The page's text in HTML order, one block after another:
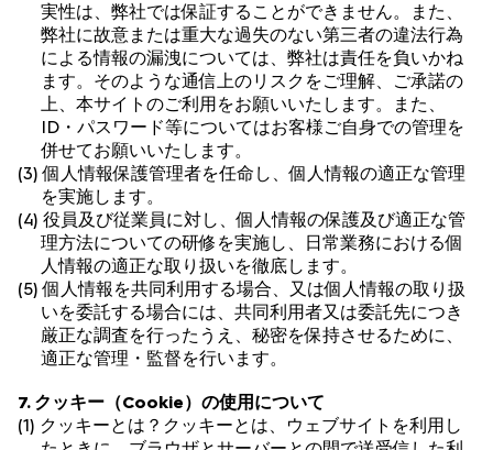
実性は、弊社では保証することができません。また、
弊社に故意または重大な過失のない第三者の違法行為
による情報の漏洩については、弊社は責任を負いかね
ます。そのような通信上のリスクをご理解、ご承諾の
上、本サイトのご利用をお願いいたします。また、
ID・パスワード等についてはお客様ご自身での管理を
併せてお願いいたします。
(3) 個人情報保護管理者を任命し、個人情報の適正な管理
を実施します。
(4) 役員及び従業員に対し、個人情報の保護及び適正な管
理方法についての研修を実施し、日常業務における個
人情報の適正な取り扱いを徹底します。
(5) 個人情報を共同利用する場合、又は個人情報の取り扱
いを委託する場合には、共同利用者又は委託先につき
厳正な調査を行ったうえ、秘密を保持させるために、
適正な管理・監督を行います。
7. クッキー（Cookie）の使用について
(1) クッキーとは？クッキーとは、ウェブサイトを利用し